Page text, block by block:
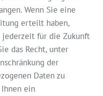
Wenn Sie eine
erteilt haben,
für die Zukunft
das Recht, unter
der
Daten zu
ein